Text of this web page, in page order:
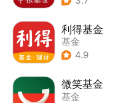
利得基金
基金
4.9
微笑基金
基金